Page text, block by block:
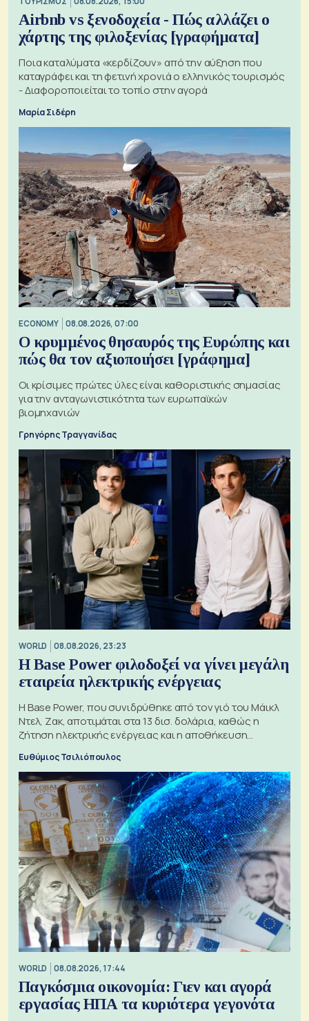
Airbnb vs ξενοδοχεία - Πώς αλλάζει ο
χάρτης της φιλοξενίας [γραφήματα]
Ποια καταλύματα «κερδίζουν» από την αύξηση που
καταγράφει και τη φετινή χρονιά ο ελληνικός τουρισμός
- Διαφοροποιείται το τοπίο στην αγορά
Μαρία Σιδέρη
ECONOMY 08.08.2026, 07:00
Ο κρυμμένος θησαυρός της Ευρώπης και
πώς θα τον αξιοποιήσει [γράφημα]
Οι κρίσιμες πρώτες ύλες είναι καθοριστικής σημασίας
για την ανταγωνιστικότητα των ευρωπαϊκών
βιομηχανιών
Γρηγόρης Τραγγανίδας
WORLD 08.08.2026, 23:23
Η Base Power φιλοδοξεί να γίνει μεγάλη
εταιρεία ηλεκτρικής ενέργειας
Η Base Power, που συνιδρύθηκε από τον γιό του Μάικλ
Ντελ, Ζακ, αποτιμάται στα 13 δισ. δολάρια, καθώς η
ζήτηση ηλεκτρικής ενέργειας και η αποθήκευση
Ευθύμιος Τσιλιόπουλος
WORLD 08.08.2026, 17:44
Παγκόσμια οικονομία: Γιεν και αγορά
εργασίας ΗΠΑ τα κυριότερα γεγονότα